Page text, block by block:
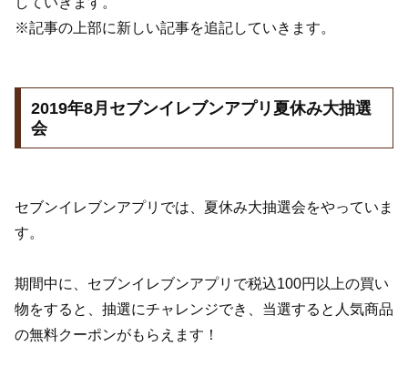
※記事の上部に新しい記事を追記していきます。
2019年8月セブンイレブンアプリ夏休み大抽選
会
セブンイレブンアプリでは、夏休み大抽選会をやっていま
す。
期間中に、セブンイレブンアプリで税込100円以上の買い
物をすると、抽選にチャレンジでき、当選すると人気商品
の無料クーポンがもらえます！